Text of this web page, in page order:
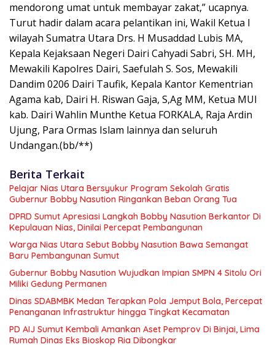
mendorong umat untuk membayar zakat,” ucapnya.
Turut hadir dalam acara pelantikan ini, Wakil Ketua I
wilayah Sumatra Utara Drs. H Musaddad Lubis MA,
Kepala Kejaksaan Negeri Dairi Cahyadi Sabri, SH. MH,
Mewakili Kapolres Dairi, Saefulah S. Sos, Mewakili
Dandim 0206 Dairi Taufik, Kepala Kantor Kementrian
Agama kab, Dairi H. Riswan Gaja, S,Ag MM, Ketua MUI
kab. Dairi Wahlin Munthe Ketua FORKALA, Raja Ardin
Ujung, Para Ormas Islam lainnya dan seluruh
Undangan.(bb/**)
Berita Terkait
Pelajar Nias Utara Bersyukur Program Sekolah Gratis
Gubernur Bobby Nasution Ringankan Beban Orang Tua
DPRD Sumut Apresiasi Langkah Bobby Nasution Berkantor Di
Kepulauan Nias, Dinilai Percepat Pembangunan
Warga Nias Utara Sebut Bobby Nasution Bawa Semangat
Baru Pembangunan Sumut
Gubernur Bobby Nasution Wujudkan Impian SMPN 4 Sitolu Ori
Miliki Gedung Permanen
Dinas SDABMBK Medan Terapkan Pola Jemput Bola, Percepat
Penanganan Infrastruktur hingga Tingkat Kecamatan
PD AIJ Sumut Kembali Amankan Aset Pemprov Di Binjai, Lima
Rumah Dinas Eks Bioskop Ria Dibongkar